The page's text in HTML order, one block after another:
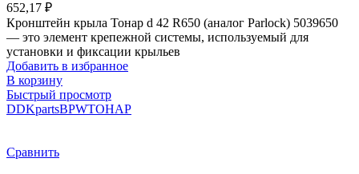
652,17 ₽
Кронштейн крыла Тонар d 42 R650 (аналог Parlock) 5039650
— это элемент крепежной системы, используемый для
установки и фиксации крыльев
Добавить в избранное
В корзину
Быстрый просмотр
DDKpartsBPWТОНАР
Сравнить